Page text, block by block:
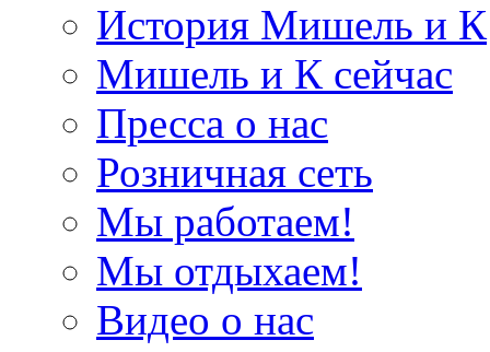
История Мишель и К
Мишель и К сейчас
Пресса о нас
Розничная сеть
Мы работаем!
Мы отдыхаем!
Видео о нас